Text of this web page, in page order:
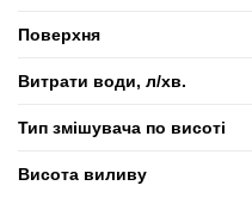
Поверхня
Витрати води, л/хв.
Тип змішувача по висоті
Висота виливу